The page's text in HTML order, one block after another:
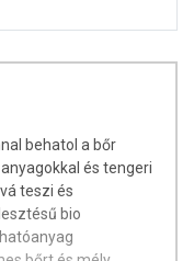
behatol a bőr
és tengeri
teszi és
bio